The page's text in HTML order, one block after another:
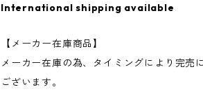
International shipping available
【メーカー在庫商品】
メーカー在庫の為、タイミングにより完売
ございます。